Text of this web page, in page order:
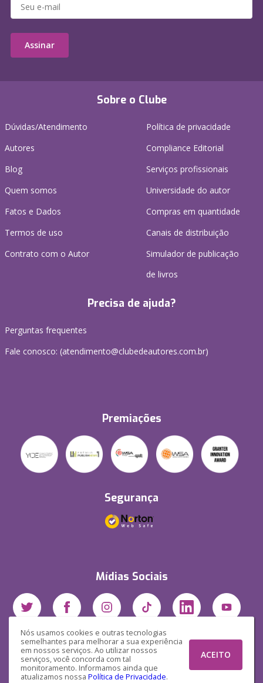
Nós usamos cookies e outras tecnologias
semelhantes para melhorar a sua experiência
em nossos serviços. Ao utilizar nossos
serviços, você concorda com tal
monitoramento. Informamos ainda que
atualizamos nossa Política de Privacidade.
ACEITO
Sobre o Clube
Dúvidas/Atendimento
Autores
Blog
Quem somos
Fatos e Dados
Termos de uso
Contrato com o Autor
Política de privacidade
Compliance Editorial
Serviços profissionais
Universidade do autor
Compras em quantidade
Canais de distribuição
Simulador de publicação
de livros
Precisa de ajuda?
Perguntas frequentes
Fale conosco: (atendimento@clubedeautores.com.br)
Premiações
Segurança
Mídias Sociais
Assinar